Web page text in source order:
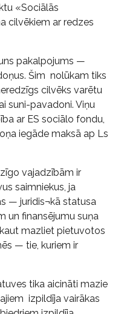
«Sociālās
cilvēkiem ar redzes
pakalpojums —
Šim nolūkam tiks
cilvēks varētu
suni-pavadoni. Viņu
ar ES sociālo fondu,
iegāde maksā ap Ls
vajadzībām ir
saimniekus, ja
— juridis¬kā statusa
un finansējumu suņa
mazliet pietuvotos
— tie, kuriem ir
tika aicināti mazie
izpildīja vairākas